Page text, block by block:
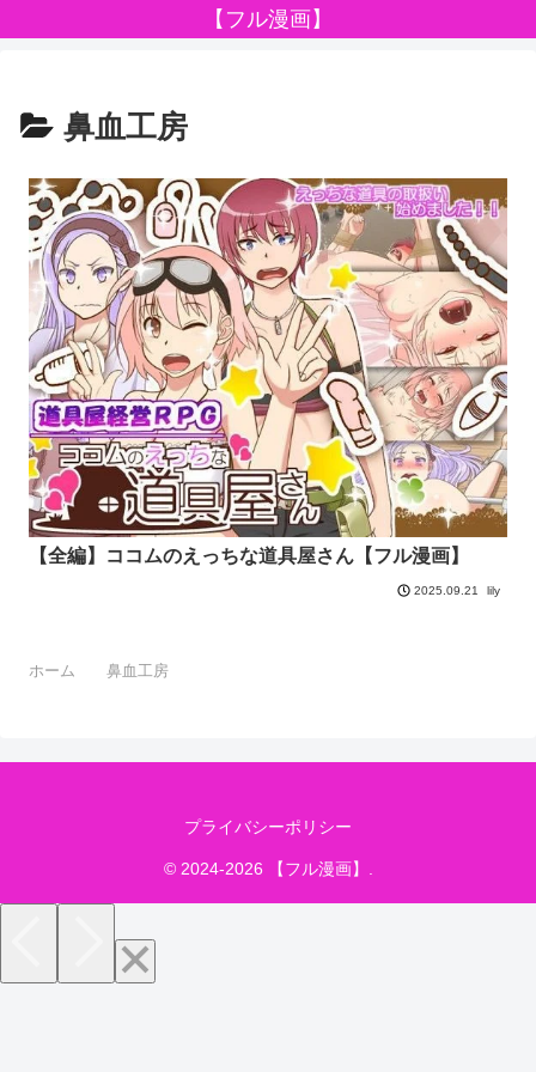
【フル漫画】
鼻血工房
【全編】ココムのえっちな道具屋さん【フル漫画】
2025.09.21 lily
ホーム 鼻血工房
プライバシーポリシー
© 2024-2026 【フル漫画】.